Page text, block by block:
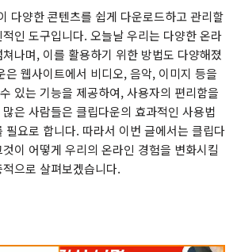
다양한 콘텐츠를 쉽게 다운로드하고 관리할
인 도구입니다. 오늘날 우리는 다양한 온라
나며, 이를 활용하기 위한 방법도 다양해졌
은 웹사이트에서 비디오, 음악, 이미지 등을
있는 기능을 제공하여, 사용자의 편리함을
은 사람들은 클립다운의 효과적인 사용법
필요로 합니다. 따라서 이번 글에서는 클립다
이 어떻게 우리의 온라인 경험을 변화시킬
으로 살펴보겠습니다.